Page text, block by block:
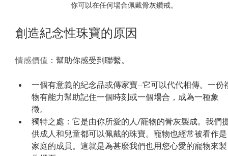
你可以在任何場合佩戴骨灰鑽戒。
創造紀念性珠寶的原因
情感價值 ：幫助你感受到聯繫。
一個有意義的紀念品或傳家寶--它可以代代相傳。一份
物有能力幫助記住一個時刻或一個場合，成為一種象
徵。
獨特之處：它是由你所愛的人/寵物的骨灰製成。我們
供成人和兒童都可以佩戴的珠寶。寵物也經常被看作是
家庭的成員。這就是為甚麼我們也用您心愛的寵物來製